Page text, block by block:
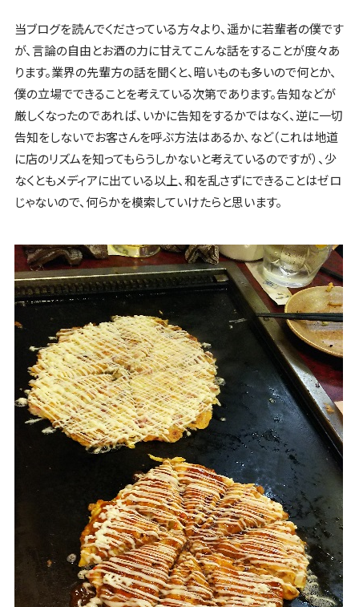
当ブログを読んでくださっている方々より、遥かに若輩者の僕です
が、言論の自由とお酒の力に甘えてこんな話をすることが度々あ
ります。業界の先輩方の話を聞くと、暗いものも多いので何とか、
僕の立場でできることを考えている次第であります。告知などが
厳しくなったのであれば、いかに告知をするかではなく、逆に一切
告知をしないでお客さんを呼ぶ方法はあるか、など（これは地道
に店のリズムを知ってもらうしかないと考えているのですが）、少
なくともメディアに出ている以上、和を乱さずにできることはゼロ
じゃないので、何らかを模索していけたらと思います。